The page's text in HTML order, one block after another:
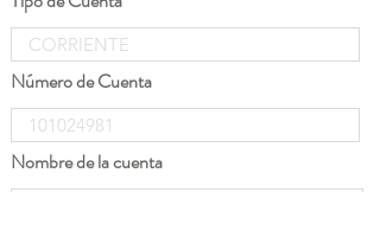
Número de Cuenta
Nombre de la cuenta